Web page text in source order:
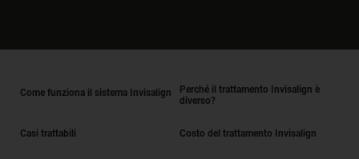
Come funziona il sistema Invisalign
Perché il trattamento Invisalign è
diverso?
Casi trattabili Costo del trattamento Invisalign